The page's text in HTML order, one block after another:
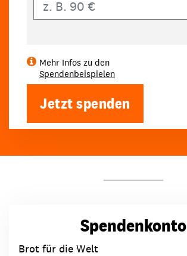
Mehr Infos zu den
Spendenbeispielen
Jetzt spenden
Spendenkonto
Brot für die Welt